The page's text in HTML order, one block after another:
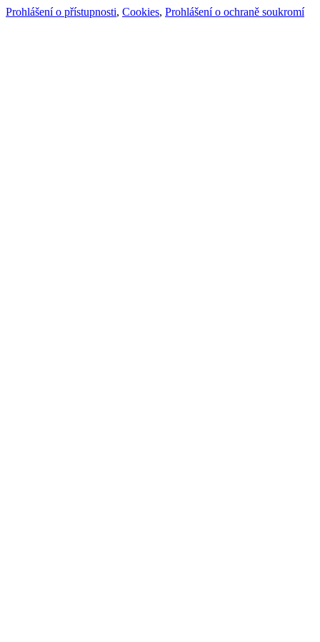
Prohlášení o přístupnosti, Cookies, Prohlášení o ochraně soukromí